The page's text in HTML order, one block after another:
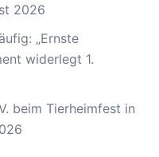
2026
„Ernste
widerlegt 1.
beim Tierheimfest in